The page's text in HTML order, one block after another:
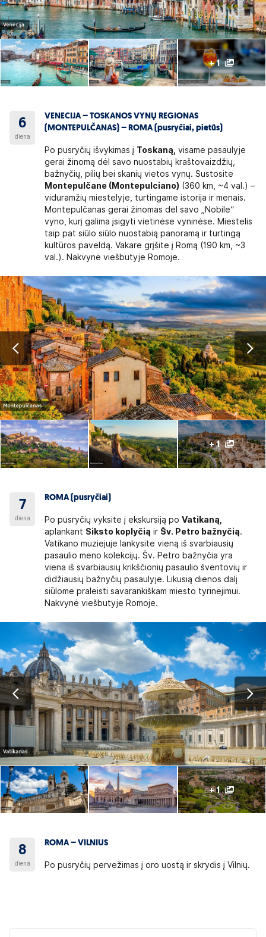
+ 1
6
diena
VENECIJA – TOSKANOS VYNŲ REGIONAS
(MONTEPULČANAS) – ROMA (pusryčiai, pietūs)
Po pusryčių išvykimas į Toskaną, visame pasaulyje
gerai žinomą dėl savo nuostabių kraštovaizdžių,
bažnyčių, pilių bei skanių vietos vynų. Sustosite
Montepulčane (Montepulciano) (360 km, ~4 val.) –
viduramžių miestelyje, turtingame istorija ir menais.
Montepulčanas gerai žinomas dėl savo „Nobile“
vyno, kurį galima įsigyti vietinėse vyninėse. Miestelis
taip pat siūlo siūlo nuostabią panoramą ir turtingą
kultūros paveldą. Vakare grįšite į Romą (190 km, ~3
val.). Nakvynė viešbutyje Romoje.
+ 1
7
diena
ROMA (pusryčiai)
Po pusryčių vyksite į ekskursiją poVatikaną,
aplankant Siksto koplyčią ir Šv. Petro bažnyčią.
Vatikano muziejuje lankysite vieną iš svarbiausių
pasaulio meno kolekcijų. Šv. Petro bažnyčia yra
viena iš svarbiausių krikščionių pasaulio šventovių ir
didžiausių bažnyčių pasaulyje. Likusią dienos dalį
siūlome praleisti savarankiškam miesto tyrinėjimui.
Nakvynė viešbutyje Romoje.
+ 1
8
diena
ROMA – VILNIUS
Po pusryčių pervežimas į oro uostą ir skrydis į Vilnių.